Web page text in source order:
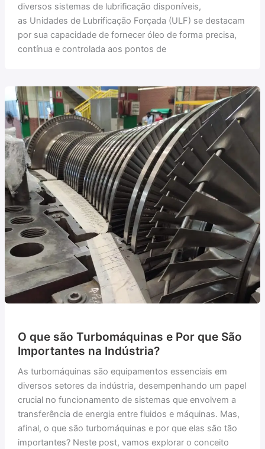
diversos sistemas de lubrificação disponíveis,
as Unidades de Lubrificação Forçada (ULF) se destacam
por sua capacidade de fornecer óleo de forma precisa,
contínua e controlada aos pontos de
O que são Turbomáquinas e Por que São
Importantes na Indústria?
As turbomáquinas são equipamentos essenciais em
diversos setores da indústria, desempenhando um papel
crucial no funcionamento de sistemas que envolvem a
transferência de energia entre fluidos e máquinas. Mas,
afinal, o que são turbomáquinas e por que elas são tão
importantes? Neste post, vamos explorar o conceito